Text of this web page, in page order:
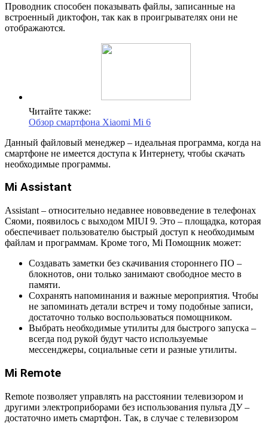
Проводник способен показывать файлы, записанные на
встроенный диктофон, так как в проигрывателях они не
отображаются.
Читайте также:
Обзор смартфона Xiaomi Mi 6
Данный файловый менеджер – идеальная программа, когда на
смартфоне не имеется доступа к Интернету, чтобы скачать
необходимые программы.
Mi Assistant
Assistant – относительно недавнее нововведение в телефонах
Сяоми, появилось с выходом MIUI 9. Это – площадка, которая
обеспечивает пользователю быстрый доступ к необходимым
файлам и программам. Кроме того, Mi Помощник может:
Создавать заметки без скачивания стороннего ПО –
блокнотов, они только занимают свободное место в
памяти.
Сохранять напоминания и важные мероприятия. Чтобы
не запоминать детали встреч и тому подобные записи,
достаточно только воспользоваться помощником.
Выбрать необходимые утилиты для быстрого запуска –
всегда под рукой будут часто используемые
мессенджеры, социальные сети и разные утилиты.
Mi Remote
Remote позволяет управлять на расстоянии телевизором и
другими электроприборами без использования пульта ДУ –
достаточно иметь смартфон. Так, в случае с телевизором